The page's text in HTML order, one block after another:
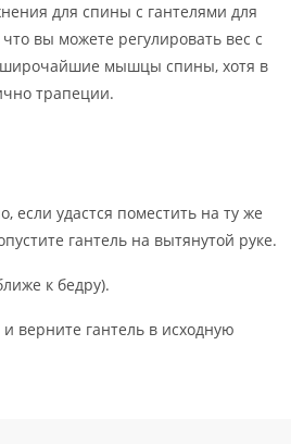
для спины с гантелями для
вы можете регулировать вес с
мышцы спины, хотя в
трапеции.
если удастся поместить на ту же
гантель на вытянутой руке.
к бедру).
верните гантель в исходную